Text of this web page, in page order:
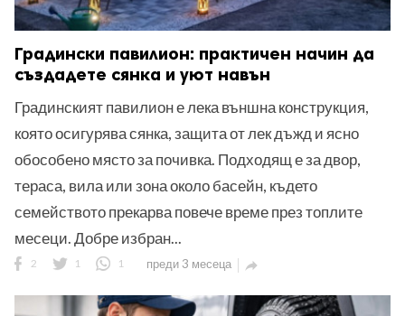
Градински павилион: практичен начин да
създадете сянка и уют навън
Градинският павилион е лека външна конструкция,
която осигурява сянка, защита от лек дъжд и ясно
обособено място за почивка. Подходящ е за двор,
тераса, вила или зона около басейн, където
семейството прекарва повече време през топлите
месеци. Добре избран...
2 1 1 преди 3 месеца 